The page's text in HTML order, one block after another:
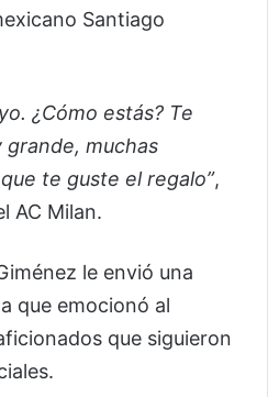
Santiago
¿Cómo estás? Te
grande, muchas
te guste el regalo”,
AC Milan.
le envió una
que emocionó al
que siguieron